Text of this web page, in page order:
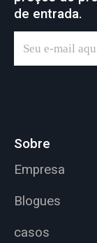
de entrada.
Sobre
Empresa
Blogues
casos